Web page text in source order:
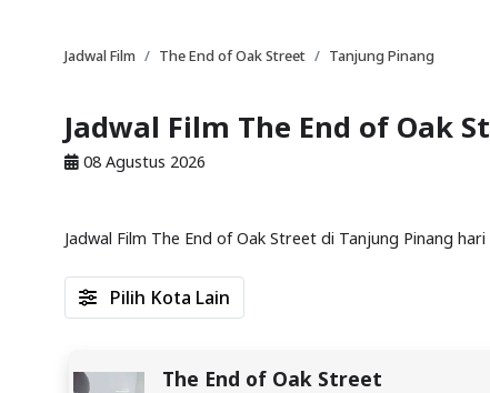
Jadwal Film The End of Oak Street Tanjung Pinang
Jadwal Film The End of Oak
08 Agustus 2026
Jadwal Film The End of Oak Street di Tanjung Pinang
The End of Oak Street
Pilih Kota Lain